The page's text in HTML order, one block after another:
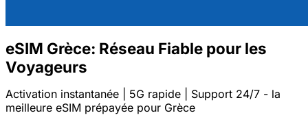
eSIM Grèce: Réseau Fiable pour les
Voyageurs
Activation instantanée | 5G rapide | Support 24/7 - la
meilleure eSIM prépayée pour Grèce